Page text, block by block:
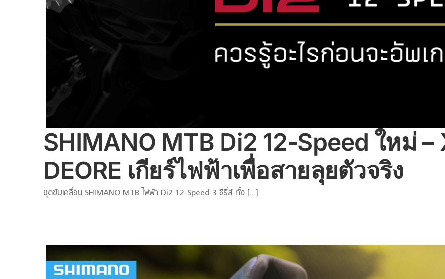
SHIMANO MTB Di2 12-Speed ใหม่ –
DEORE เกียร์ไฟฟ้าเพื่อสายลุยตัวจริง
ชุดขับเคลื่อน SHIMANO MTB ไฟฟ้า Di2 12-Speed 3 ซีรี่ส์ ทั้ง [...]